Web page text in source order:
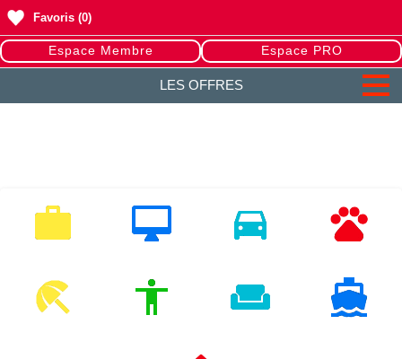
Espace Membre Espace PRO
Favoris (0)
LES OFFRES
EMPLOI MULTIMEDIA VEHICULES ANIMAUX
LOISIRS MODE HABITAT NAUTISME